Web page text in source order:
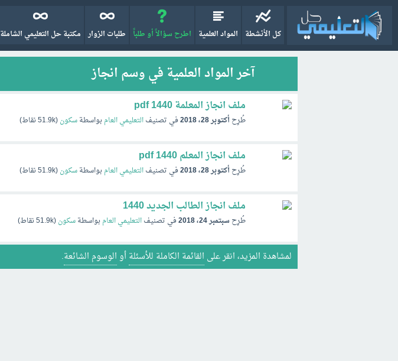
كل الأنشطة المواد العلمية اطرح سؤالاً أو طلباً طلبات الزوار مكتبة حل التعليمي الشاملة
آخر المواد العلمية في وسم انجاز
ملف انجاز المعلمة 1440 pdf
طُرِحأكتوبر 28، 2018 في تصنيفالتعليمي العامبواسطةسكون(
51.9kنقاط)
ملف انجاز المعلم 1440 pdf
طُرِحأكتوبر 28، 2018 في تصنيفالتعليمي العامبواسطةسكون(
51.9kنقاط)
ملف انجاز الطالب الجديد 1440
طُرِح سبتمبر 24، 2018 في تصنيفالتعليمي العامبواسطةسكون(
51.9kنقاط)
لمشاهدة المزيد، انقر على القائمة الكاملة للأسئلةأوالوسوم الشائعة.